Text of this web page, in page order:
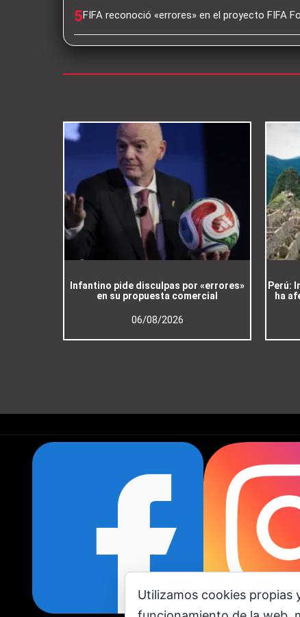
5FIFA reconoció «errores» en el proyecto FIFA
Infantino pide disculpas por «errores»
en su propuesta comercial
06/08/2026
Perú:
ha
Utilizamos cookies propias